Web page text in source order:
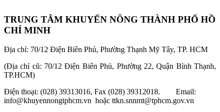
TRUNG TÂM KHUYẾN NÔNG THÀNH PHỐ HỒ
CHÍ MINH
Địa chỉ: 70/12 Điện Biên Phủ, Phường Thạnh Mỹ Tây, TP. HCM
(Địa chỉ cũ: 70/12 Điện Biên Phủ, Phường 22, Quận Bình Thạnh,
TP.HCM)
Điện thoại: (028) 39313016, Fax (028) 39312018. Email:
info@khuyennongtphcm.vn hoặc ttkn.snnmt@tphcm.gov.vn